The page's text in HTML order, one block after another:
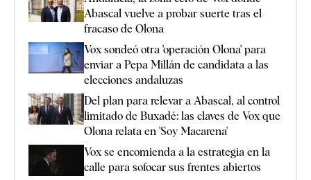
Abascal vuelve a probar suerte tras el
fracaso de Olona
Vox sondeó otra 'operación Olona' para
enviar a Pepa Millán de candidata a las
elecciones andaluzas
Del plan para relevar a Abascal, al control
limitado de Buxadé: las claves de Vox que
Olona relata en 'Soy Macarena'
Vox se encomienda a la estrategia en la
calle para sofocar sus frentes abiertos